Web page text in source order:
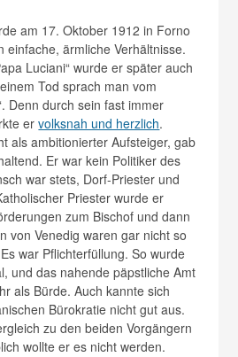
am 17. Oktober 1912 in Forno
einfache, ärmliche Verhältnisse.
Luciani“ wurde er später auch
Tod sprach man vom
Denn durch sein fast immer
ervolksnah und herzlich.
als ambitionierter Aufsteiger, gab
Er war kein Politiker des
war stets, Dorf-Priester und
Priester wurde er
zum Bischof und dann
von Venedig waren gar nicht so
war Pflichterfüllung. So wurde
und das nahende päpstliche Amt
als Bürde. Auch kannte sich
Bürokratie nicht gut aus.
zu den beiden Vorgängern
wollte er es nicht werden.